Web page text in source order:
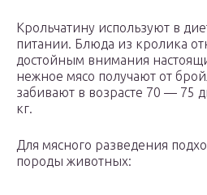
Крольчатину используют в
питании. Блюда из кролика
достойным внимания
нежное мясо получают от
забивают в возрасте 70 — 75
кг.
Для мясного разведения
породы животных: